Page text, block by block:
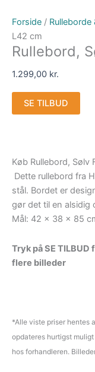
Forside / Rulleborde
L42 cm
Rullebord,
1.299,00 kr.
SE TILBUD
Køb Rullebord, Sølv
Dette rullebord fra
stål. Bordet er
gør det til en alsidig
Mål: 42 x 38 x 85
Tryk på SE
flere billeder
*Alle viste priser hentes
opdateres hurtigst
hos forhandleren.